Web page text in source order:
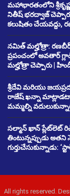
మహాభారతంలోని
నితీష్ భరద్వాజ్
కలుషితం చేయవద్దు,
నమిత్ మల్హోత్రా:
ప్రపంచంలో అవతార్
మల్హోత్రా చెప్పారు |
శ్రీదేవి మరియు జయప్రద
రాజేష్ ఖన్నా
మమ్మల్ని
సల్మాన్ ఖాన్ ప్లేట్‌లెట్
తింటున్నప్పుడు అతని
గుర్తుచేసుకున్నాడు:
All rights reserved.